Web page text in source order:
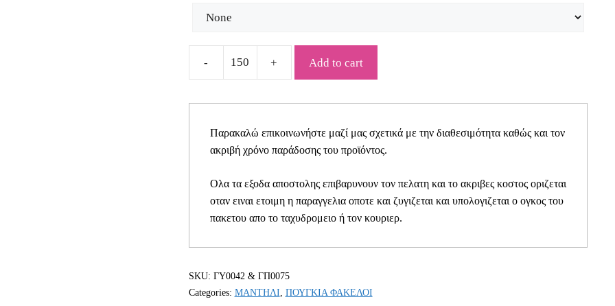
Μπομπονιέρα
ΓΥ0042
ΓΠ0075
quantity
Add to cart
Παρακαλώ επικοινωνήστε μαζί μας σχετικά με την διαθεσιμότητα καθώς και τον
ακριβή χρόνο παράδοσης του προϊόντος.
Ολα τα εξοδα αποστολης επιβαρυνουν τον πελατη και το ακριβες κοστος οριζεται
οταν ειναι ετοιμη η παραγγελια οποτε και ζυγιζεται και υπολογιζεται ο ογκος του
πακετου απο το ταχυδρομειο ή τον κουριερ.
SKU: ΓΥ0042 & ΓΠ0075
Categories: ΜΑΝΤΗΛΙ, ΠΟΥΓΚΙΑ ΦΑΚΕΛΟΙ